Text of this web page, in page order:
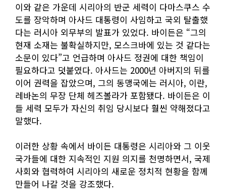
이와 같은 가운데 시리아의 반군 세력이 다마스쿠스 수
도를 장악하며 아사드 대통령이 사임하고 국외 탈출했
다는 러시아 외무부의 발표가 있었다. 바이든은 “그의
현재 소재는 불확실하지만, 모스크바에 있는 것 같다는
소문이 있다”고 언급하며 아사드 정권에 대한 책임이
필요하다고 덧붙였다. 아사드는 2000년 아버지의 뒤를
이어 권력을 잡았으며, 그의 동맹국에는 러시아, 이란,
레바논의 무장 단체 헤즈볼라가 포함됐다. 바이든은 이
들 세력 모두가 자신의 취임 당시보다 훨씬 약해졌다고
말했다.
이러한 상황 속에서 바이든 대통령은 시리아와 그 이웃
국가들에 대한 지속적인 지원 의지를 천명하면서, 국제
사회와 협력하여 시리아의 새로운 정치적 현황을 함께
만들어 나갈 것을 강조했다.